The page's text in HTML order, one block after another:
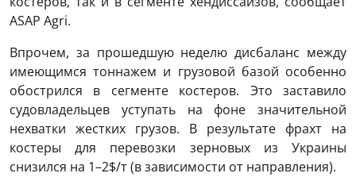
ASAP Agri.
Впрочем, за прошедшую неделю дисбаланс между
имеющимся тоннажем и грузовой базой особенно
обострился в сегменте костеров. Это заставило
судовладельцев уступать на фоне значительной
нехватки жестких грузов. В результате фрахт на
костеры для перевозки зерновых из Украины
снизился на 1–2$/т (в зависимости от направления).